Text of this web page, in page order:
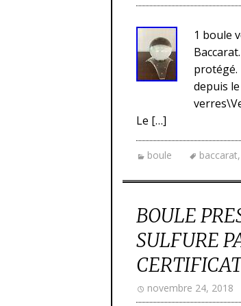
1 boule
protégé.
depuis
Le […]
boule baccarat,
BOULE
SULFURE
novembre 24, 2018